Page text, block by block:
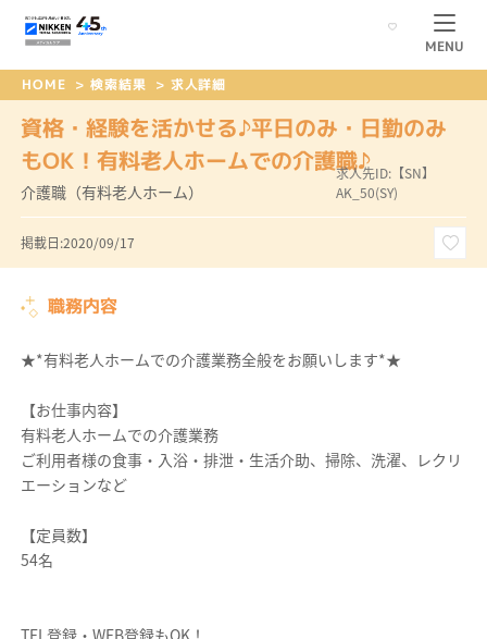
MENU
HOME > 検索結果 > 求人詳細
資格・経験を活かせる♪平日のみ・日勤のみ
もOK！有料老人ホームでの介護職♪
介護職（有料老人ホーム）
求人先ID:【SN】
AK_50(SY)
掲載日:2020/09/17
職務内容
★*有料老人ホームでの介護業務全般をお願いします*★
【お仕事内容】
有料老人ホームでの介護業務
ご利用者様の食事・入浴・排泄・生活介助、掃除、洗濯、レクリ
エーションなど
【定員数】
54名
TEL登録・WEB登録もOK！